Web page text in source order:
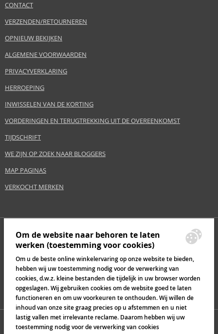
CONTACT
VERZENDEN/RETOURNEREN
OPNIEUW BEKIJKEN
ALGEMENE VOORWAARDEN
PRIVACYVERKLARING
HERROEPING
INWISSELEN VAN DE KORTING
VORDERINGEN EN TERUGTREKKING UIT DE OVEREENKOMST
TIJDSCHRIFT
WE ZIJN OP ZOEK NAAR BLOGGERS
MAP PAGINAS
VERKOCHT MERKEN
Om de website naar behoren te laten
werken (toestemming voor cookies)
Om u de beste online winkelervaring op onze website te bieden,
hebben wij uw toestemming nodig voor de verwerking van
cookies, d.w.z. kleine bestanden die tijdelijk in uw browser worden
opgeslagen. Wij gebruiken cookies om de website goed te laten
functioneren en om uw voorkeuren te onthouden. Wij willen de
inhoud van onze site graag precies op u afstemmen en u niet
lastig vallen met irrelevante reclame. Daarom hebben wij uw
toestemming nodig voor de verwerking van cookies